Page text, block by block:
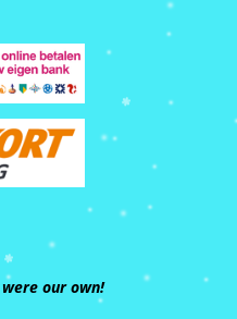
our own!